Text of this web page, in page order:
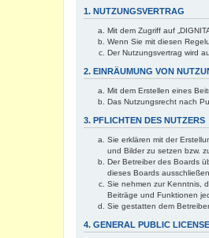
1. NUTZUNGSVERTRAG
Mit dem Zugriff auf
Wenn Sie mit diesen
Der Nutzungsvertrag wird
2. EINRÄUMUNG VON
Mit dem Erstellen eines
Das Nutzungsrecht nach
3. PFLICHTEN DES NUTZERS
Sie erklären mit der
und Bilder zu setzen bzw.
Der Betreiber des Boards
dieses Boards
Sie nehmen zur Kenntnis,
Beiträge und Funktionen
Sie gestatten dem
4. GENERAL PUBLIC LICENSE